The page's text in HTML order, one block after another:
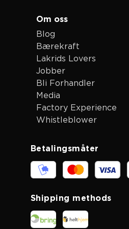
Om oss
Blog
Bærekraft
Lakrids Lovers
Jobber
Bli Forhandler
Media
Factory Experience
Whistleblower
Betalingsmåter
Shipping methods